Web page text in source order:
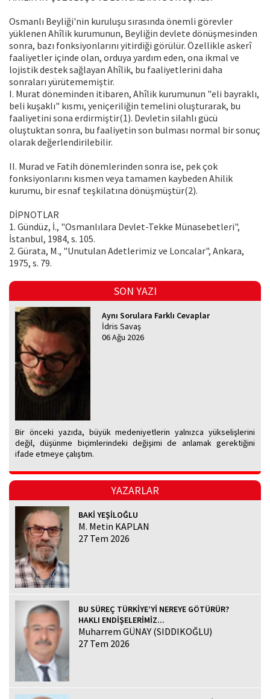
Osmanlı Beyliği'nin kuruluşu sırasında önemli görevler
yüklenen Ahîlik kurumunun, Beyliğin devlete dönüşmesinden
sonra, bazı fonksiyonlarını yitirdiği görülür. Özellikle askerî
faaliyetler içinde olan, orduya yardım eden, ona ikmal ve
lojistik destek sağlayan Ahîlik, bu faaliyetlerini daha
sonraları yürütememiştir.
I. Murat döneminden itibaren, Ahîlik kurumunun "eli bayraklı,
beli kuşaklı" kısmı, yeniçeriliğin temelini oluşturarak, bu
faaliyetini sona erdirmiştir(1). Devletin silahlı gücü
oluştuktan sonra, bu faaliyetin son bulması normal bir sonuç
olarak değerlendirilebilir.
II. Murad ve Fatih dönemlerinden sonra ise, pek çok
fonksiyonlarını kısmen veya tamamen kaybeden Ahilik
kurumu, bir esnaf teşkilatına dönüşmüştür(2).
DİPNOTLAR
1. Gündüz, İ., "Osmanlılara Devlet-Tekke Münasebetleri",
İstanbul, 1984, s. 105.
2. Gürata, M., "Unutulan Adetlerimiz ve Loncalar", Ankara,
1975, s. 79.
SON YAZI
Aynı Sorulara Farklı Cevaplar
İdris Savaş
06 Ağu 2026
Bir önceki yazıda, büyük medeniyetlerin yalnızca yükselişlerini
değil, düşünme biçimlerindeki değişimi de anlamak gerektiğini
ifade etmeye çalıştım.
YAZARLAR
BAKİ YEŞİLOĞLU
M. Metin KAPLAN
27 Tem 2026
BU SÜREÇ TÜRKİYE’Yİ NEREYE GÖTÜRÜR?
HAKLI ENDİŞELERİMİZ...
Muharrem GÜNAY (SIDDIKOĞLU)
27 Tem 2026